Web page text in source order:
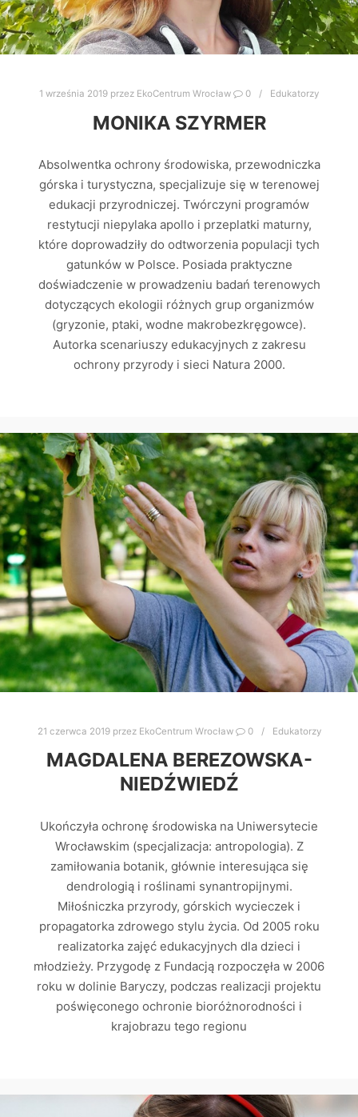
1 września 2019 przez EkoCentrum Wrocław 0 Edukatorzy
MONIKA SZYRMER
Absolwentka ochrony środowiska, przewodniczka
górska i turystyczna, specjalizuje się w terenowej
edukacji przyrodniczej. Twórczyni programów
restytucji niepylaka apollo i przeplatki maturny,
które doprowadziły do odtworzenia populacji tych
gatunków w Polsce. Posiada praktyczne
doświadczenie w prowadzeniu badań terenowych
dotyczących ekologii różnych grup organizmów
(gryzonie, ptaki, wodne makrobezkręgowce).
Autorka scenariuszy edukacyjnych z zakresu
ochrony przyrody i sieci Natura 2000.
21 czerwca 2019przez EkoCentrum Wrocław 0 Edukatorzy
MAGDALENA BEREZOWSKA-
NIEDŹWIEDŹ
Ukończyła ochronę środowiska na Uniwersytecie
Wrocławskim (specjalizacja: antropologia). Z
zamiłowania botanik, głównie interesująca się
dendrologią i roślinami synantropijnymi.
Miłośniczka przyrody, górskich wycieczek i
propagatorka zdrowego stylu życia. Od 2005 roku
realizatorka zajęć edukacyjnych dla dzieci i
młodzieży. Przygodę z Fundacją rozpoczęła w 2006
roku w dolinie Baryczy, podczas realizacji projektu
poświęconego ochronie bioróżnorodności i
krajobrazu tego regionu